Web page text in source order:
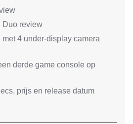
Duo review
met 4 under-display camera
derde game console op
prijs en release datum